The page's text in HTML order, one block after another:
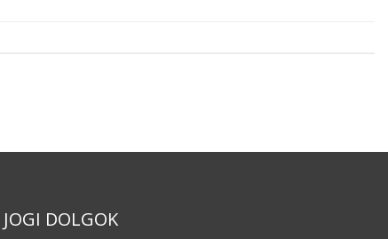
JOGI DOLGOK